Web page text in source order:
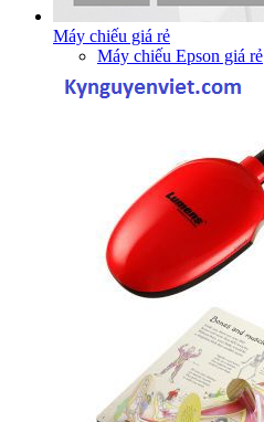
Máy chiếu giá rẻ
Máy chiếu Epson giá rẻ